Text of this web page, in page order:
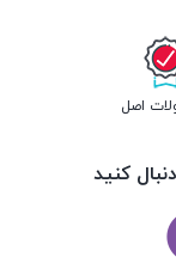
اصل
کنید